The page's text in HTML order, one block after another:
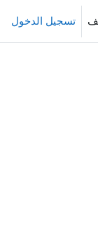
تسجيل الدخول